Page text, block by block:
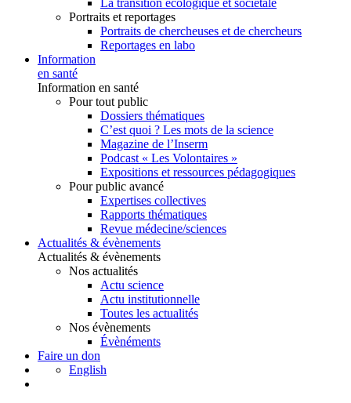
La transition écologique et sociétale
Portraits et reportages
Portraits de chercheuses et de chercheurs
Reportages en labo
Information
en santé
Information en santé
Pour tout public
Dossiers thématiques
C’est quoi ? Les mots de la science
Magazine de l’Inserm
Podcast « Les Volontaires »
Expositions et ressources pédagogiques
Pour public avancé
Expertises collectives
Rapports thématiques
Revue médecine/sciences
Actualités & évènements
Actualités & évènements
Nos actualités
Actu science
Actu institutionnelle
Toutes les actualités
Nos évènements
Évènéments
Faire un don
English